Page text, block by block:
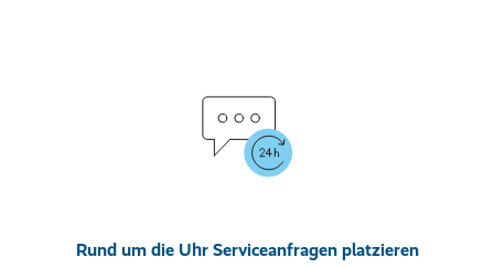
Rund um die Uhr Serviceanfragen platzieren